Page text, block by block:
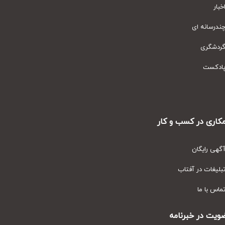
ای
در کسب و کار
رایگان
در آفتاب
با ما
در خبرنامه